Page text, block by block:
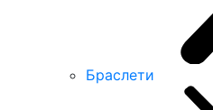
Браслети